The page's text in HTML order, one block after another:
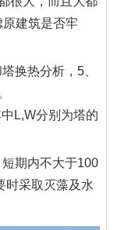
建筑是否牢
换热分析，5、
L,W分别为塔的
期内不大于100
时采取灭藻及水